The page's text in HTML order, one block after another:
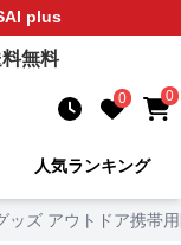
plus
無料
0 0
人気ランキング
ッズ アウトドア携帯